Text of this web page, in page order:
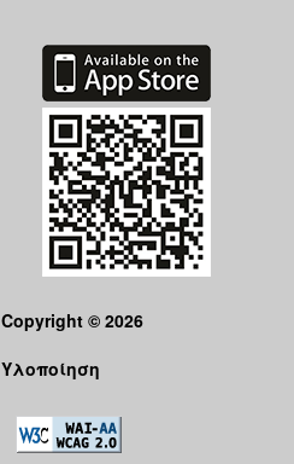
Copyright © 2026
Υλοποίηση